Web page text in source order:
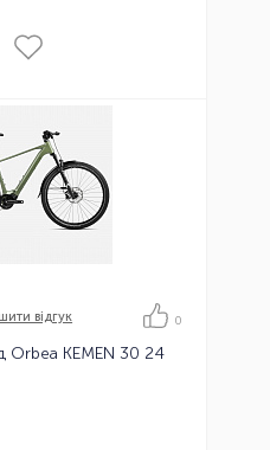
вiдгук 0
Orbea KEMEN 30 24